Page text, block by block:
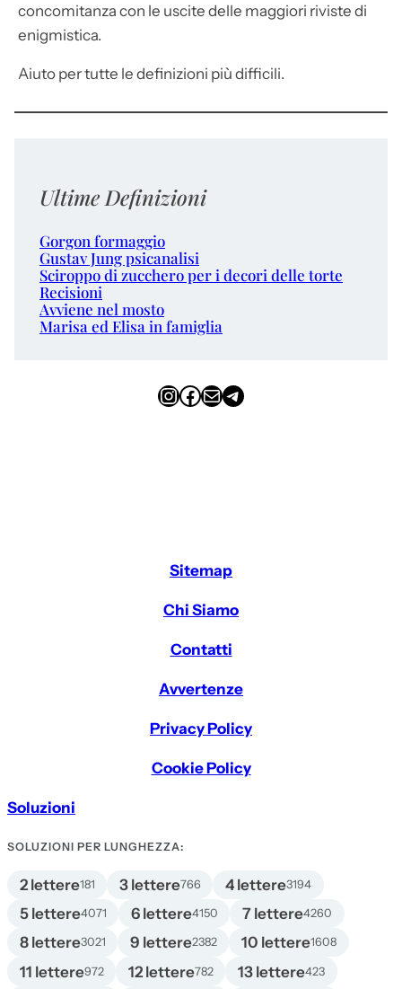
concomitanza con le uscite delle maggiori riviste di
enigmistica.
Aiuto per tutte le definizioni più difficili.
Ultime Definizioni
Gorgon formaggio
Gustav Jung psicanalisi
Sciroppo di zucchero per i decori delle torte
Recisioni
Avviene nel mosto
Marisa ed Elisa in famiglia
InstagramFacebook Email Telegram
Sitemap
Chi Siamo
Contatti
Avvertenze
Privacy Policy
Cookie Policy
Soluzioni
SOLUZIONI PER LUNGHEZZA:
2 lettere181 3 lettere766 4 lettere3194
5 lettere4071 6 lettere4150 7 lettere4260
8 lettere3021 9 lettere2382 10 lettere1608
11 lettere972 12 lettere782 13 lettere423